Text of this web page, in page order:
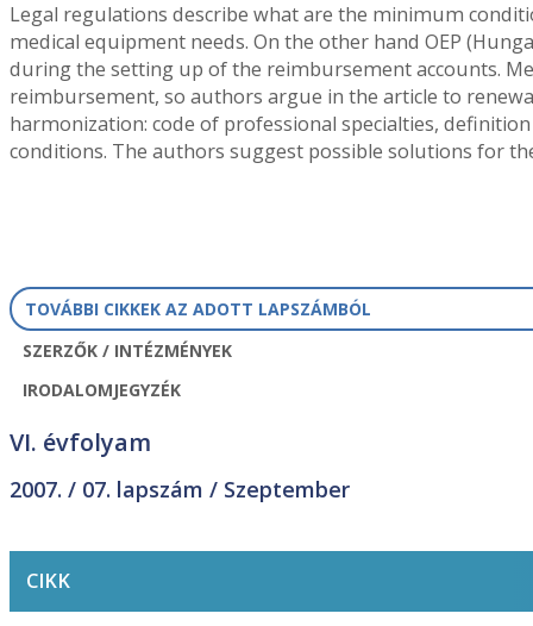
Legal regulations describe what are the minimum
medical equipment needs. On the other hand OEP
during the setting up of the reimbursement accounts.
reimbursement, so authors argue in the article to
harmonization: code of professional specialties,
conditions. The authors suggest possible solutions for
TOVÁBBI CIKKEK AZ ADOTT LAPSZÁMBÓL
SZERZŐK / INTÉZMÉNYEK
IRODALOMJEGYZÉK
VI. évfolyam
2007. / 07. lapszám / Szeptember
CIKK